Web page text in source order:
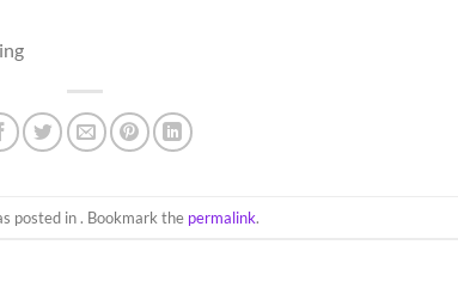
posted in . Bookmark the permalink.